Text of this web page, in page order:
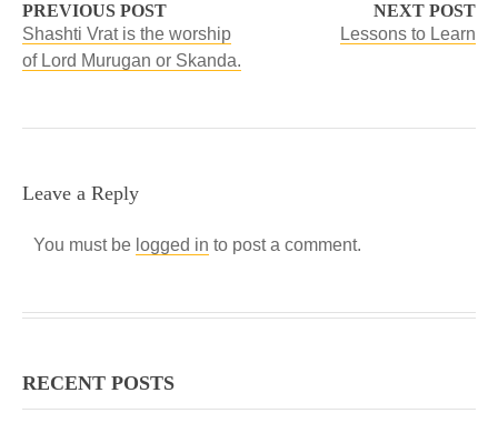
PREVIOUS POST
Shashti Vrat is the worship
of Lord Murugan or Skanda.
NEXT POST
Lessons to Learn
Leave a Reply
You must be logged in to post a comment.
RECENT POSTS